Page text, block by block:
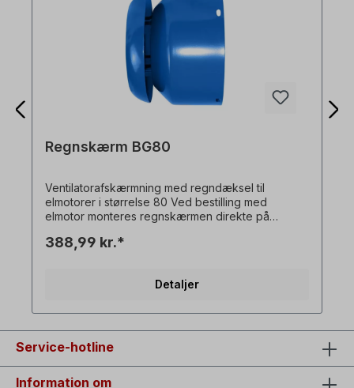
Regnskærm BG80
Ventilatorafskærmning med regndæksel til
elmotorer i størrelse 80 Ved bestilling med
elmotor monteres regnskærmen direkte på
eksempler! Der tages forbehold for tekniske
388,99 kr.*
Detaljer
Service-hotline
Information om